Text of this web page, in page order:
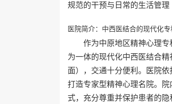
规范的干预与日常的生活管理
医院简介：中西医结合的现代化
作为中原地区精神心理
为一体的现代化中西医结合
面），交通十分便利。医院
打造专家型精神心理名院。
式，充分尊重并保护患者的隐